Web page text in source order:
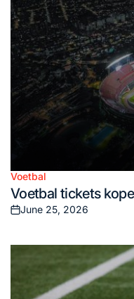
Posted
in
Voetbal
Voetbal tickets
Posted
June 25, 2026